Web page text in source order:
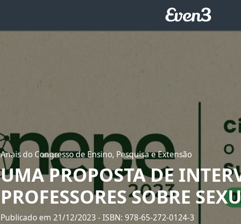
Anais do Congresso de Ensino, Pesquisa e Extensão
UMA PROPOSTA DE
PROFESSORES SOBRE
Publicado em 21/12/2023- ISBN: 978-65-272-0124-3